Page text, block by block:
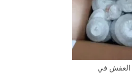
العفش في